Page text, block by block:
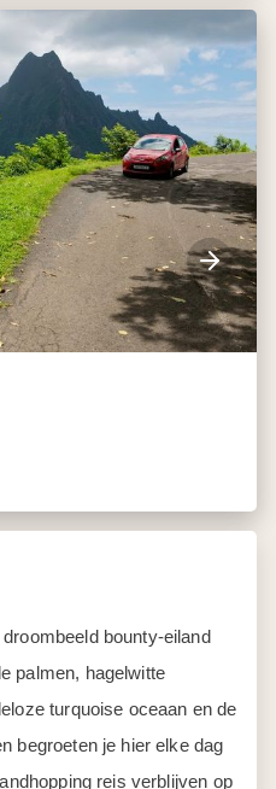
bounty-eiland
palmen, hagelwitte
turquoise oceaan en de
begroeten je hier elke dag
reis verblijven op